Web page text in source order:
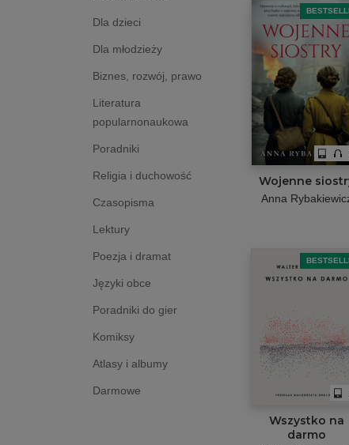
Dla dzieci
Dla młodzieży
Biznes, rozwój, prawo
Literatura
popularnonaukowa
Poradniki
Religia i duchowość
Czasopisma
Lektury
Poezja i dramat
Języki obce
Poradniki do gier
Komiksy
Atlasy i albumy
Darmowe
Wojenne
Anna
Wszystko na
darmo